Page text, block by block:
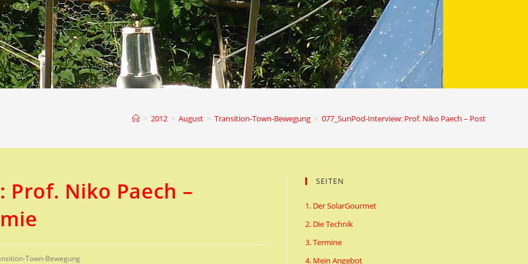
> 2012 > August > Transition-Town-Bewegung > 077_SunPod-Interview: Prof. Niko Paech –
Prof. Niko Paech –
Town-Bewegung
SEITEN
1. Der SolarGourmet
2. Die Technik
3. Termine
4. Mein Angebot